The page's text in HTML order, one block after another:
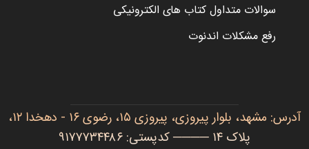
سوالات متداول کتاب های الکترونیکی
رفع مشکلات اندنوت
آدرس: مشهد، بلوار پیروزی، پیروزی ۱۵، رضوی ۱۶ - دهخدا ۱۲،
پلاک ۱۴ ──── کدپستی: ۹۱۷۷۷۳۴۴۸۶